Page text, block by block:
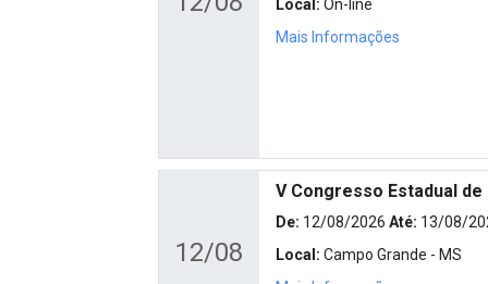
Local: On-line
Mais Informações
12/08
V Congresso Estadual
De: 12/08/2026 Até: 13/08/
Local: Campo Grande - MS